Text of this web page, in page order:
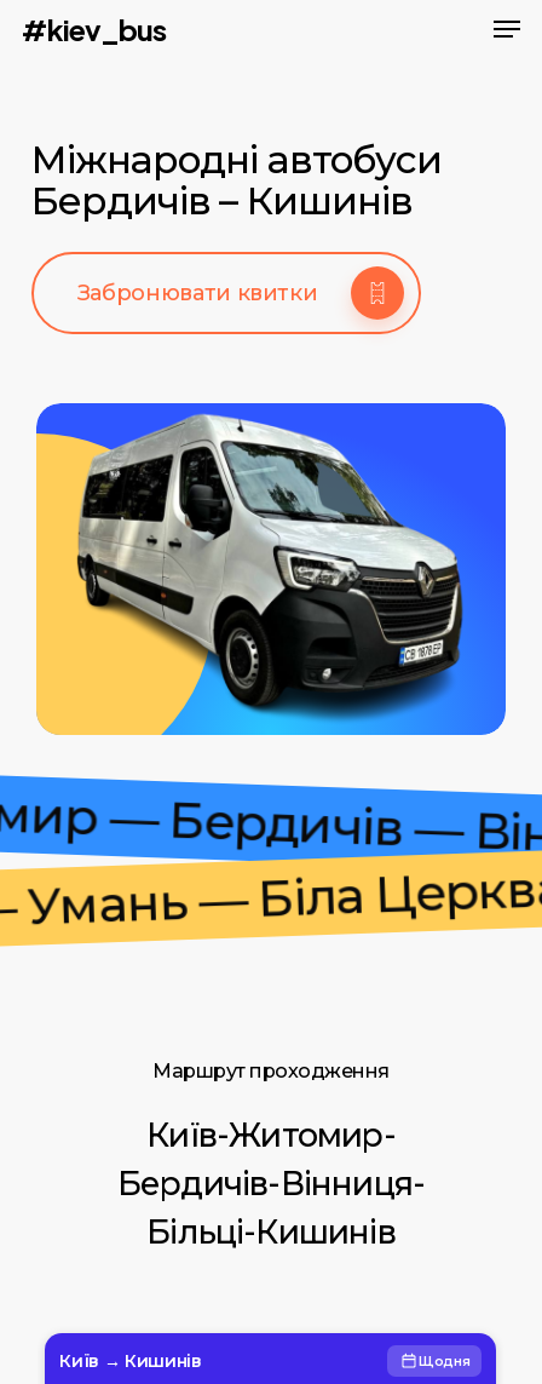
Skip#kiev_bus
Міжнародні автобуси
Бердичів – Кишинів
Забронювати квитки
— Бердичів —
— Біла Церква
Маршрут проходження
Київ-Житомир-
Бердичів-Вінниця-
Більці-Кишинів
Київ → Кишинів Щодня